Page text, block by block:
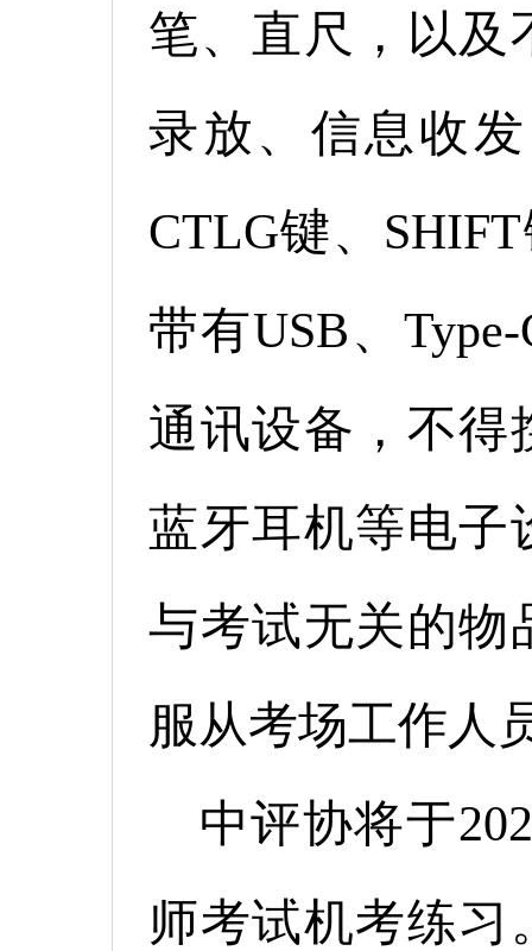
笔、直尺，以及
录放、信息收
CTLG键、
带有USB、
通讯设备，不得
蓝牙耳机等电子
与考试无关的物
服从考场工作人
中评协将于
师考试机考练习